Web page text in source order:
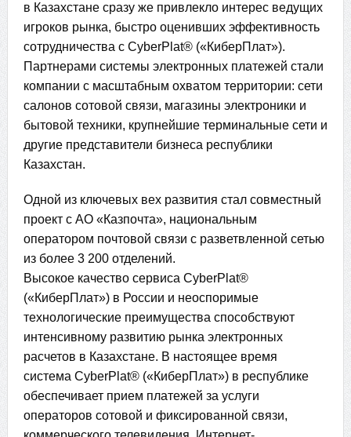
в Казахстане сразу же привлекло интерес ведущих
игроков рынка, быстро оценивших эффективность
сотрудничества с CyberPlat® («КиберПлат»).
Партнерами системы электронных платежей стали
компании с масштабным охватом территории: сети
салонов сотовой связи, магазины электроники и
бытовой техники, крупнейшие терминальные сети и
другие представители бизнеса республики
Казахстан.
Одной из ключевых вех развития стал совместный
проект с АО «Казпочта», национальным
оператором почтовой связи с разветвленной сетью
из более 3 200 отделений.
Высокое качество сервиса CyberPlat®
(«КиберПлат») в России и неоспоримые
технологические преимущества способствуют
интенсивному развитию рынка электронных
расчетов в Казахстане. В настоящее время
система CyberPlat® («КиберПлат») в республике
обеспечивает прием платежей за услуги
операторов сотовой и фиксированной связи,